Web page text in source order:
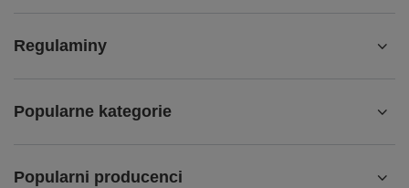
Regulaminy
Popularne kategorie
Popularni producenci